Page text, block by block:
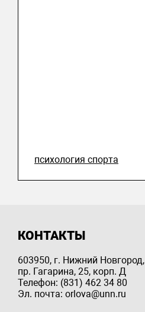
психология спорта
КОНТАКТЫ
603950, г. Нижний Новгород,
пр. Гагарина, 25, корп. Д
Телефон: (831) 462 34 80
Эл. почта: orlova@unn.ru